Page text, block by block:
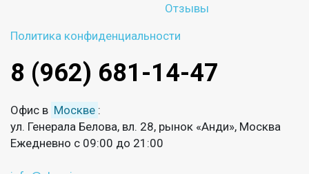
Отзывы
Политика конфиденциальности
8 (962) 681-14-47
Офис в Москве :
ул. Генерала Белова, вл. 28, рынок «Анди», Москва
Ежедневно с 09:00 до 21:00